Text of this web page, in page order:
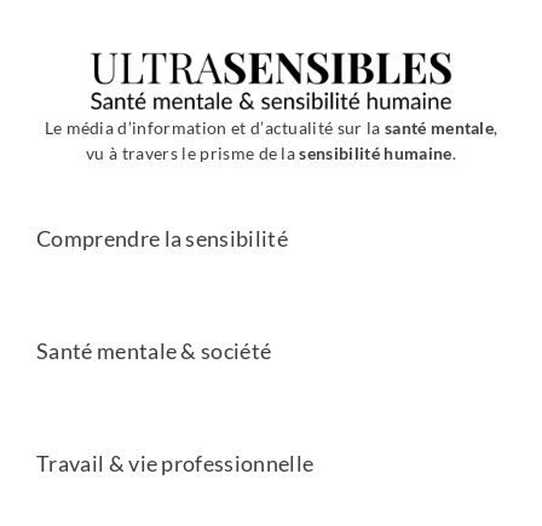
Le média d’information et d’actualité sur la santé mentale,
vu à travers le prisme de lasensibilité humaine.
Comprendre la sensibilité
Santé mentale & société
Travail & vie professionnelle